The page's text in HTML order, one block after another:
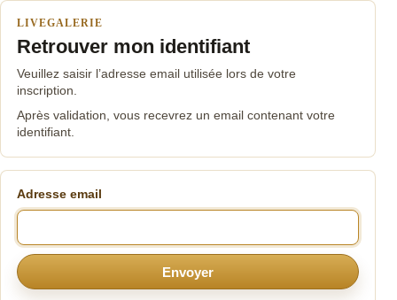
LIVEGALERIE
Retrouver mon identifiant
Veuillez saisir l’adresse email utilisée lors de votre
inscription.
Après validation, vous recevrez un email contenant votre
identifiant.
Adresse email
Envoyer